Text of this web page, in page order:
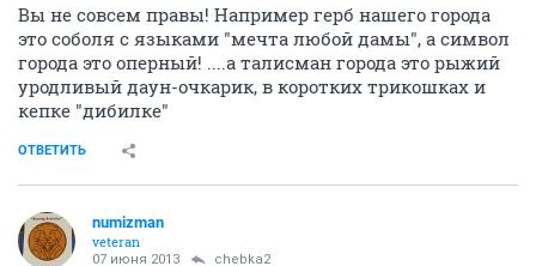
Вы не совсем правы! Например герб нашего города
это соболя с языками "мечта любой дамы", а символ
города это оперный! ....а талисман города это рыжий
уродливый даун-очкарик, в коротких трикошках и
кепке "дибилке"
ОТВЕТИТЬ
numizman
veteran
07 июня 2013 chebka2